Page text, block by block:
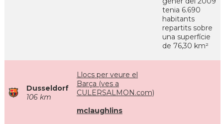
tenia 6.690
habitants
repartits sobre
una superfície
de 76,30 km²
Dusseldorf
106 km
Llocs per veure el
Barça (ves a
CULERSALMON.com)
mclaughlins